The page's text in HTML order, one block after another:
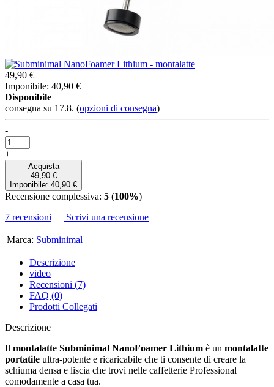
49,90 €
Imponibile: 40,90 €
Disponibile
consegna su 17.8. (opzioni di consegna)
-
+
Acquista
49,90 €
Imponibile: 40,90 €
Recensione complessiva: 5 (100%)
7 recensioni
Scrivi una recensione
Marca: Subminimal
Descrizione
video
Recensioni (7)
FAQ (0)
Prodotti Collegati
Descrizione
Il montalatte Subminimal NanoFoamer Lithium è un montalatte
portatile ultra-potente e ricaricabile che ti consente di creare la
schiuma densa e liscia che trovi nelle caffetterie Professional
comodamente a casa tua.